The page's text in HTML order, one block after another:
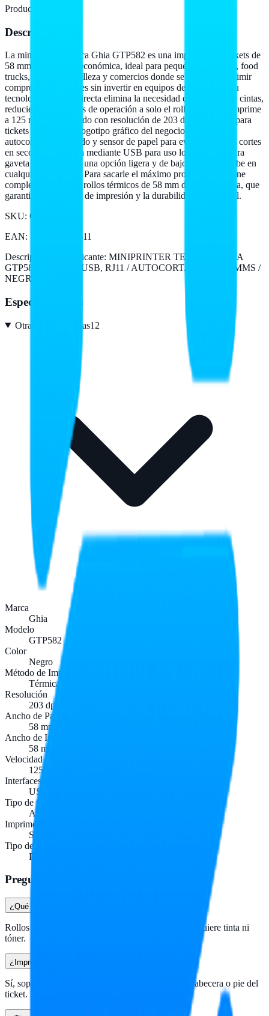
Producto original
Descripción
La miniprinter térmica Ghia GTP582 es una impresora de tickets de
58 mm compacta y económica, ideal para pequeños negocios, food
trucks, salones de belleza y comercios donde se necesita imprimir
comprobantes simples sin invertir en equipos de gama alta. Su
tecnología térmica directa elimina la necesidad de cartuchos o cintas,
reduciendo los costos de operación a solo el rollo de papel. Imprime
a 125 mm por segundo con resolución de 203 dpi, suficiente para
tickets legibles con logotipo gráfico del negocio. Incluye
autocortador integrado y sensor de papel para evitar atascos o cortes
en seco, y se conecta mediante USB para uso local o RJ11 para
gaveta de dinero. Es una opción ligera y de bajo perfil que cabe en
cualquier mostrador. Para sacarle el máximo provecho conviene
complementarla con rollos térmicos de 58 mm de la línea Ghia, que
garantizan la calidad de impresión y la durabilidad del cabezal.
SKU: GTP582
EAN: 7500647001611
Descripción del fabricante: MINIPRINTER TERMICA GHIA
GTP582 / 58 MM / USB, RJ11 / AUTOCORTADOR / 125MMS /
NEGRA
Especificaciones
Otras características12
Marca
Ghia
Modelo
GTP582
Color
Negro
Método de Impresión
Térmica Directa
Resolución
203 dpi
Ancho de Papel
58 mm
Ancho de Impresión
58 mm
Velocidad
125 mm/s
Interfaces
USB, RJ11
Tipo de Corte
Automático
Imprime Gráficos
Sí, incluye logotipo
Tipo de Aplicación
Punto de venta, tickets, comandas
Preguntas frecuentes
¿Qué tipo de papel utiliza?
Rollos de papel térmico de 58 mm de ancho. No requiere tinta ni
tóner.
¿Imprime el logotipo de mi negocio?
Sí, soporta gráficos pequeños como logotipos en cabecera o pie del
ticket.